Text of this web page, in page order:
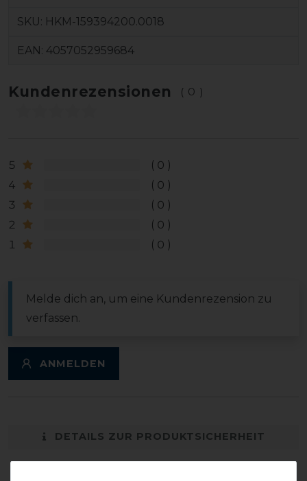
SKU: HKM-159394200.0018
EAN: 4057052959684
Kundenrezensionen (0)
5
0
4
0
3
0
2
0
1
0
Melde dich an, um eine Kundenrezension zu
verfassen.
ANMELDEN
DETAILS ZUR PRODUKTSICHERHEIT